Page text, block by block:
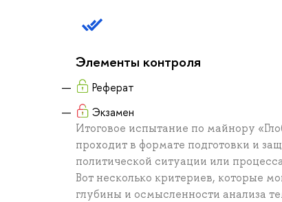
Элементы контроля
Реферат
Экзамен
Итоговое испытание по майнору
проходит в формате подготовки и
политической ситуации или
Вот несколько критериев, которые
глубины и осмысленности анализа